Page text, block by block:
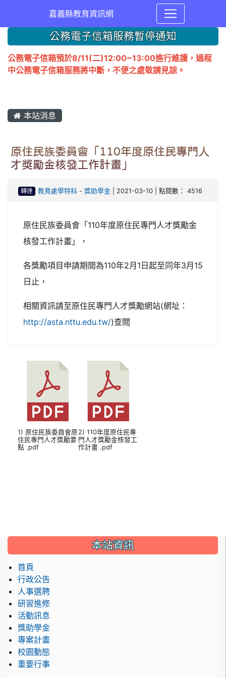
嘉義縣教育資訊網
公務電子信箱服務暫停通知
公務電子信箱預於8/11(二)12:00~13:00進行維護，過程
中公務電子信箱服務將中斷，不便之處敬請見諒。
本站消息
原住民族委員會「110年度原住民專門人
才獎勵金核發工作計畫」
轉達 教育處學特科- 獎助學金| 2021-03-10 | 點閱數： 4516
原住民族委員會「110年度原住民專門人才獎勵金
核發工作計畫」，
各獎勵項目申請期間為110年2月1日起至同年3月15
日止，
相關資訊請至原住民專門人才獎勵網站(網址：
http://asta.nttu.edu.tw/)查閱
1) 原住民族委員會原
住民專門人才獎勵要
點 .pdf
2) 110年度原住民專
門人才獎勵金核發工
作計畫 .pdf
本站資訊
首頁
行政公告
人事選聘
研習進修
活動訊息
獎助學金
專案計畫
校園動態
重要行事